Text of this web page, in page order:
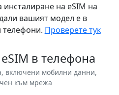
инсталиране на eSIM на
вашият модел е в
телефони. Проверете тук
в телефона
включени мобилни данни,
към мрежа